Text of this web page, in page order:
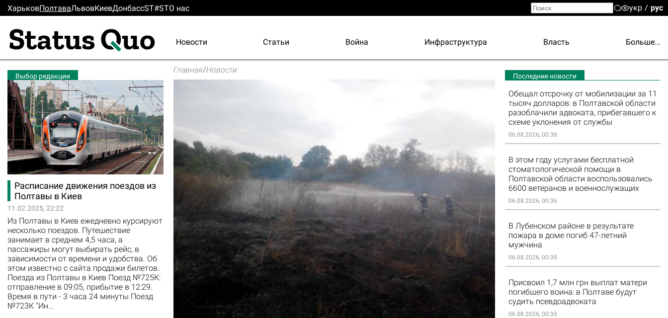
ХарьковПолтаваЛьвовКиевДонбассST#STО нас укр рус
Новости Статьи Война Инфраструктура Власть Больше...
Выбор редакции
Расписание движения поездов из
Полтавы в Киев
11.02.2025, 22:22
Из Полтавы в Киев ежедневно курсируют
несколько поездов. Путешествие
занимает в среднем 4,5 часа, а
пассажиры могут выбирать рейс, в
зависимости от времени и удобства. Об
этом известно с сайта продажи билетов.
Поезда из Полтавы в Киев Поезд №725К:
отправление в 09:05, прибытие в 12:29.
Время в пути - 3 часа 24 минуты Поезд
№723К "Ин…
Главная/Новости
Последние новости
Обещал отсрочку от мобилизации за 11
тысяч долларов: в Полтавской области
разоблачили адвоката, прибегавшего к
схеме уклонения от службы
06.08.2026, 00:38
В этом году услугами бесплатной
стоматологической помощи в
Полтавской области воспользовались
6600 ветеранов и военнослужащих
06.08.2026, 00:36
В Лубенском районе в результате
пожара в доме погиб 47-летний
мужчина
06.08.2026, 00:35
Присвоил 1,7 млн грн выплат матери
погибшего воина: в Полтаве будут
судить псевдоадвоката
06.08.2026, 00:33